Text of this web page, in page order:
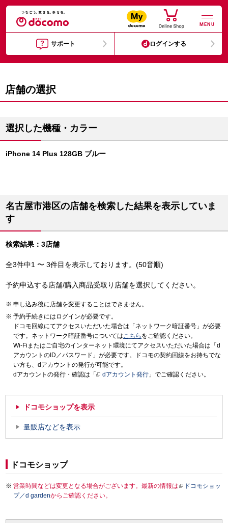
MENU
サポート ログインする
店舗の選択
選択した機種・カラー
iPhone 14 Plus 128GB ブルー
名古屋市港区の店舗を検索した結果を表示していま
す
検索結果：3店舗
全3件中1 〜 3件目を表示しております。(50音順)
予約申込する店舗/購入商品受取り店舗を選択してください。
申し込み後に店舗を変更することはできません。
予約手続きにはログインが必要です。
ドコモ回線にてアクセスいただいた場合は「ネットワーク暗証番号」が必要
です。ネットワーク暗証番号についてはこちら をご確認ください。
Wi-Fiまたはご自宅のインターネット環境にてアクセスいただいた場合は「d
アカウントのID／パスワード」が必要です。ドコモの契約回線をお持ちでな
い方も、dアカウントの発行が可能です。
dアカウントの発行・確認は「
dアカウント発行 」でご確認ください。
ドコモショップを表示
量販店などを表示
ドコモショップ
営業時間などは変更となる場合がございます。最新の情報は
ドコモショッ
プ／d gardenからご確認ください。